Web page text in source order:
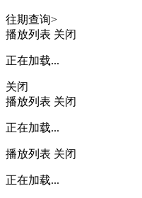
往期查询>
播放列表 关闭
正在加载...
关闭
播放列表 关闭
正在加载...
播放列表 关闭
正在加载...